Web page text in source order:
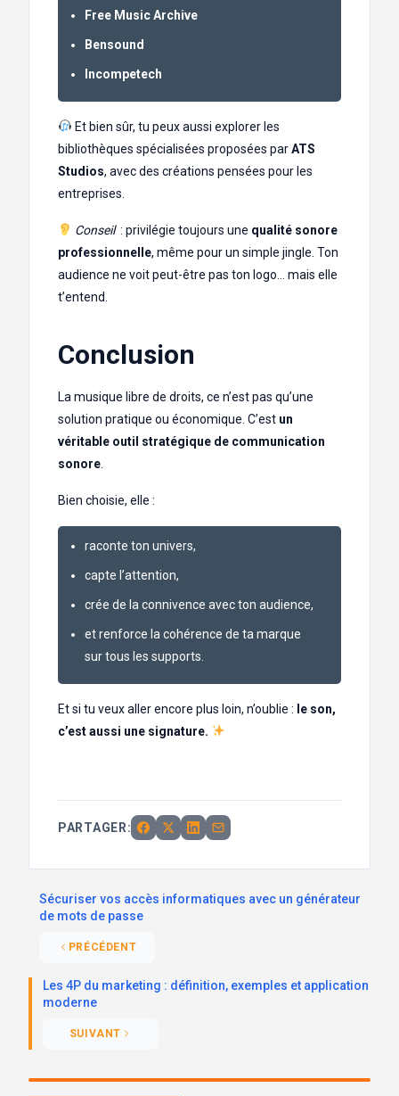
Free Music Archive
Bensound
Incompetech
Et bien sûr, tu peux aussi explorer les
bibliothèques spécialisées proposées parATS
Studios, avec des créations pensées pour les
entreprises.
Conseil : privilégie toujours une qualité sonore
professionnelle, même pour un simple jingle. Ton
audience ne voit peut-être pas ton logo… mais elle
t’entend.
Conclusion
La musique libre de droits, ce n’est pas qu’une
solution pratique ou économique. C’est un
véritable outil stratégique de communication
sonore
Bien choisie, elle :
raconte ton univers,
capte l’attention,
crée de la connivence avec ton audience,
et renforce la cohérence de ta marque
sur tous les supports.
Et si tu veux aller encore plus loin, n’oublie : le son,
c’est aussi une signature.
PARTAGER:
Sécuriser vos accès informatiques avec un générateur
de mots de passe
PRÉCÉDENT
Les 4P du marketing : définition, exemples et application
moderne
SUIVANT